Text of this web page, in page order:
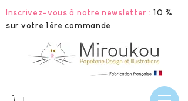
Inscrivez-vous à notre newsletter : 10 %
sur votre 1ère commande